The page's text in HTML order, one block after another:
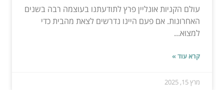
עולם הקניות אונליין פרץ לתודעתנו בעוצמה רבה בשנים
האחרונות. אם פעם היינו נדרשים לצאת מהבית כדי
למצוא...
קרא עוד »
מרץ 15, 2025